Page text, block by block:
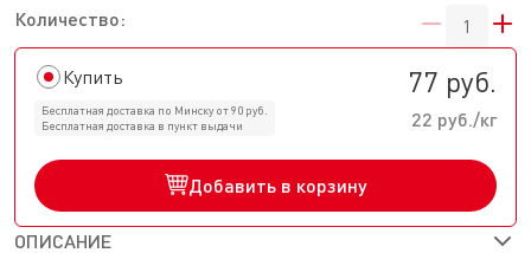
Количество:
Купить
Бесплатная доставка по Минску от 90 руб.
Бесплатная доставка в пункт выдачи
77 руб.
22 руб./кг
Добавить в корзину
ОПИСАНИЕ